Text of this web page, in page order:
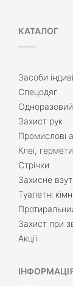
КАТАЛОГ
Засоби
Спецодяг
Захист рук
Промислові
Клеї,
Стрічки
Захисне
Туалетні
Захист при
Акції